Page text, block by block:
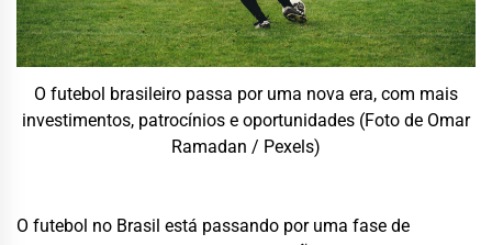
O futebol brasileiro passa por uma nova era, com mais
investimentos, patrocínios e oportunidades (Foto de Omar
Ramadan / Pexels)
O futebol no Brasil está passando por uma fase de